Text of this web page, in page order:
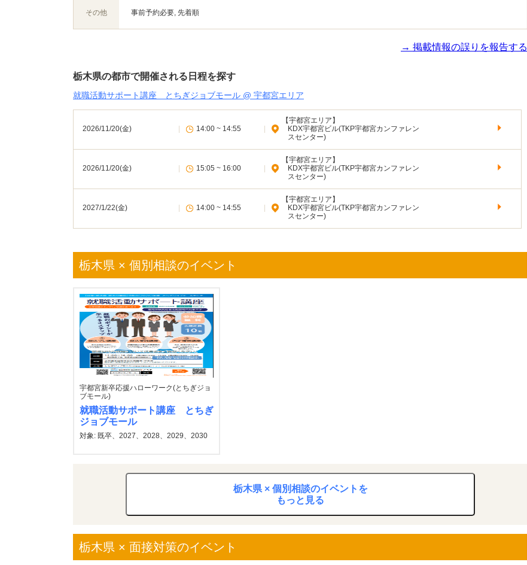
その他 事前予約必要, 先着順
→ 掲載情報の誤りを報告する
栃木県の都市で開催される日程を探す
就職活動サポート講座 とちぎジョブモール @ 宇都宮エリア
2026/11/20(金) 14:00 ~ 14:55
【宇都宮エリア】
KDX宇都宮ビル(TKP宇都宮カンファレン
スセンター)
2026/11/20(金) 15:05 ~ 16:00
【宇都宮エリア】
KDX宇都宮ビル(TKP宇都宮カンファレン
スセンター)
2027/1/22(金) 14:00 ~ 14:55
【宇都宮エリア】
KDX宇都宮ビル(TKP宇都宮カンファレン
スセンター)
栃木県 × 個別相談のイベント
宇都宮新卒応援ハローワーク(とちぎジョ
ブモール)
就職活動サポート講座 とちぎ
ジョブモール
対象: 既卒、2027、2028、2029、2030
栃木県 × 個別相談のイベントを
もっと見る
栃木県 × 面接対策のイベント